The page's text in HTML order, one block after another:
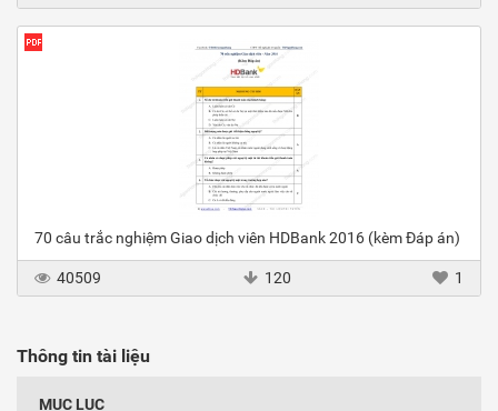
70 câu trắc nghiệm Giao dịch viên HDBank 2016 (kèm Đáp án)
40509 120 1
Thông tin tài liệu
MỤC LỤC